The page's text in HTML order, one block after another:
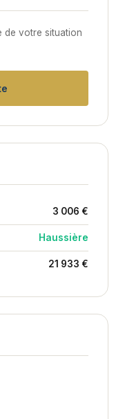
de votre situation
3 006 €
Haussière
21 933 €